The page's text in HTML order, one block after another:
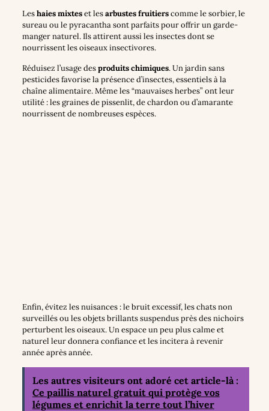
Leshaies mixteset lesarbustes fruitierscomme le sorbier, le
sureau ou le pyracantha sont parfaits pour offrir un garde-
manger naturel. Ils attirent aussi les insectes dont se
nourrissent les oiseaux insectivores.
Réduisez l’usage desproduits chimiques. Un jardin sans
pesticides favorise la présence d’insectes, essentiels à la
chaîne alimentaire. Même les “mauvaises herbes” ont leur
utilité : les graines de pissenlit, de chardon ou d’amarante
nourrissent de nombreuses espèces.
Enfin, évitez les nuisances : le bruit excessif, les chats non
surveillés ou les objets brillants suspendus près des nichoirs
perturbent les oiseaux. Un espace un peu plus calme et
naturel leur donnera confiance et les incitera à revenir
année après année.
Les autres visiteurs ont adoré cet article-là :
Ce paillis naturel gratuit qui protège vos
légumes et enrichit la terre tout l’hiver